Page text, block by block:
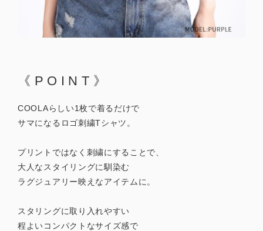
《POINT》
COOLAらしい1枚で着るだけで
サマになるロゴ刺繍Tシャツ。
プリントではなく刺繍にすることで、
大人なスタイリングに馴染む
ラグジュアリー映えなアイテムに。
スタリングに取り入れやすい
程よいコンパクトなサイズ感で